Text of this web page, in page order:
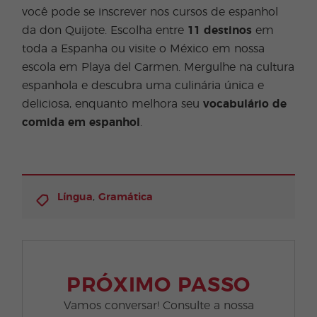
você pode se inscrever nos cursos de espanhol
da don Quijote. Escolha entre 11 destinos em
toda a Espanha ou visite o México em nossa
escola em Playa del Carmen. Mergulhe na cultura
espanhola e descubra uma culinária única e
deliciosa, enquanto melhora seuvocabulário de
comida em espanhol
Língua, Gramática
PRÓXIMO PASSO
Vamos conversar! Consulte a nossa